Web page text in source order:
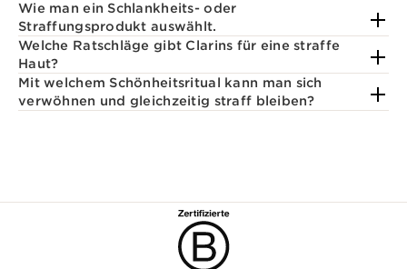
Wie man ein Schlankheits- oder
Straffungsprodukt auswählt.
Welche Ratschläge gibt Clarins für eine straffe
Haut?
Mit welchem Schönheitsritual kann man sich
verwöhnen und gleichzeitig straff bleiben?